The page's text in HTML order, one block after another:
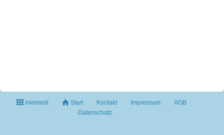
miomedi Start Kontakt Impressum
AGB
Datenschutz